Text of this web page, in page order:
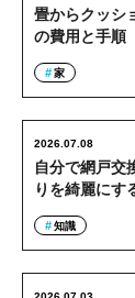
畳からクッシ
の費用と手順
家
自分で網戸交
りを綺麗にす
2026.07.08
知識